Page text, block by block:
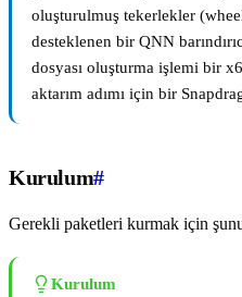
oluşturulmuş tekerlekler
desteklenen bir QNN
dosyası oluşturma işlemi bir
aktarım adımı için bir
Kurulum#
Gerekli paketleri kurmak için şunu
Kurulum